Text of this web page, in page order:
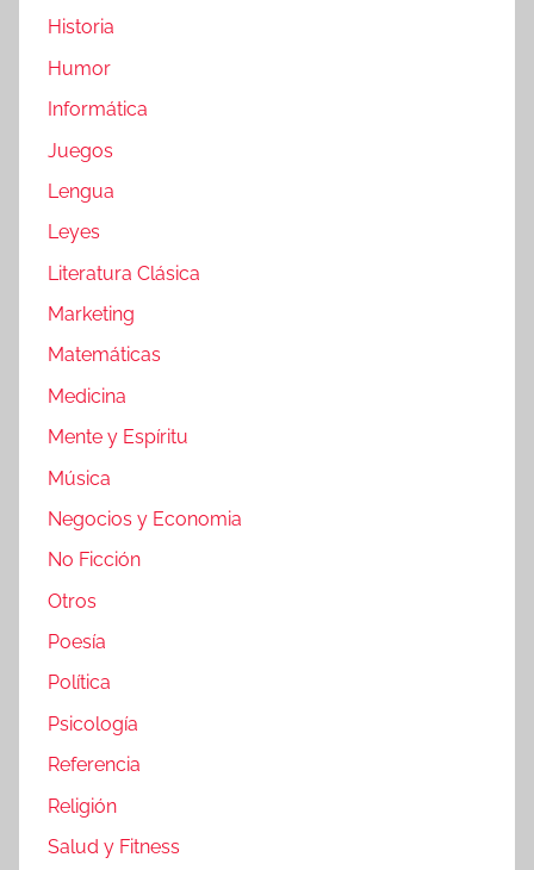
Historia
Humor
Informática
Juegos
Lengua
Leyes
Literatura Clásica
Marketing
Matemáticas
Medicina
Mente y Espíritu
Música
Negocios y Economia
No Ficción
Otros
Poesía
Política
Psicología
Referencia
Religión
Salud y Fitness